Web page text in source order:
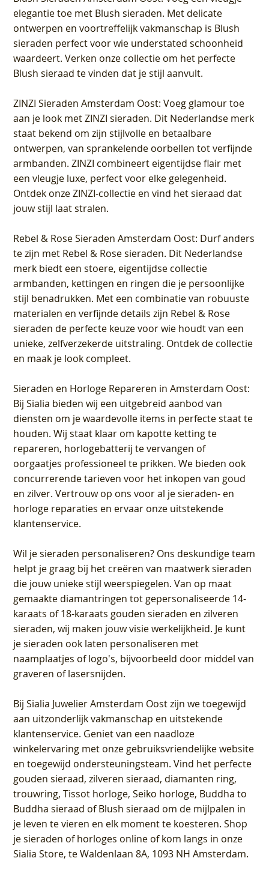
elegantie toe met Blush sieraden. Met delicate
ontwerpen en voortreffelijk vakmanschap is Blush
sieraden perfect voor wie understated schoonheid
waardeert. Verken onze collectie om het perfecte
Blush sieraad te vinden dat je stijl aanvult.
ZINZI Sieraden Amsterdam Oost: Voeg glamour toe
aan je look met ZINZI sieraden. Dit Nederlandse merk
staat bekend om zijn stijlvolle en betaalbare
ontwerpen, van sprankelende oorbellen tot verfijnde
armbanden. ZINZI combineert eigentijdse flair met
een vleugje luxe, perfect voor elke gelegenheid.
Ontdek onze ZINZI-collectie en vind het sieraad dat
jouw stijl laat stralen.
Rebel & Rose Sieraden Amsterdam Oost: Durf anders
te zijn met Rebel & Rose sieraden. Dit Nederlandse
merk biedt een stoere, eigentijdse collectie
armbanden, kettingen en ringen die je persoonlijke
stijl benadrukken. Met een combinatie van robuuste
materialen en verfijnde details zijn Rebel & Rose
sieraden de perfecte keuze voor wie houdt van een
unieke, zelfverzekerde uitstraling. Ontdek de collectie
en maak je look compleet.
Sieraden en Horloge Repareren in Amsterdam Oost:
Bij Sialia bieden wij een uitgebreid aanbod van
diensten om je waardevolle items in perfecte staat te
houden. Wij staat klaar om kapotte ketting te
repareren, horlogebatterij te vervangen of
oorgaatjes professioneel te prikken. We bieden ook
concurrerende tarieven voor het inkopen van goud
en zilver. Vertrouw op ons voor al je sieraden- en
horloge reparaties en ervaar onze uitstekende
klantenservice.
Wil je sieraden personaliseren? Ons deskundige team
helpt je graag bij het creëren van maatwerk sieraden
die jouw unieke stijl weerspiegelen. Van op maat
gemaakte diamantringen tot gepersonaliseerde 14-
karaats of 18-karaats gouden sieraden en zilveren
sieraden, wij maken jouw visie werkelijkheid. Je kunt
je sieraden ook laten personaliseren met
naamplaatjes of logo's, bijvoorbeeld door middel van
graveren of lasersnijden.
BijSialia Juwelier Amsterdam Oostzijn we toegewijd
aan uitzonderlijk vakmanschap en uitstekende
klantenservice. Geniet van een naadloze
winkelervaring met onze gebruiksvriendelijke website
en toegewijd ondersteuningsteam. Vind het perfecte
gouden sieraad, zilveren sieraad, diamanten ring,
trouwring, Tissot horloge, Seiko horloge, Buddha to
Buddha sieraad of Blush sieraad om de mijlpalen in
je leven te vieren en elk moment te koesteren. Shop
je sieraden of horloges online of kom langs in onze
Sialia Store, te Waldenlaan 8A, 1093 NH Amsterdam.